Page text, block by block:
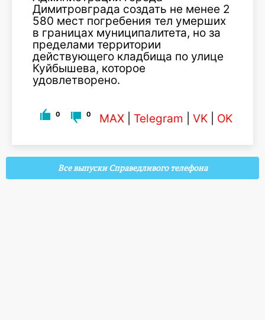
Димитровграда создать не менее 2
580 мест погребения тел умерших
в границах муниципалитета, но за
пределами территории
действующего кладбища по улице
Куйбышева, которое
удовлетворено.
0 0 MAX Telegram VK OK
Все выпуски Справедливого телефона